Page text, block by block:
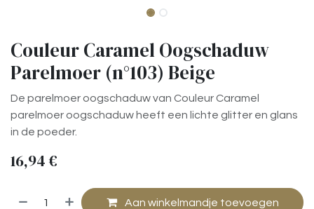
Couleur Caramel Oogschaduw
Parelmoer (n°103) Beige
De parelmoer oogschaduw van Couleur Caramel
parelmoer oogschaduw heeft een lichte glitter en glans
in de poeder.
16,94 €
Aan winkelmandje toevoegen